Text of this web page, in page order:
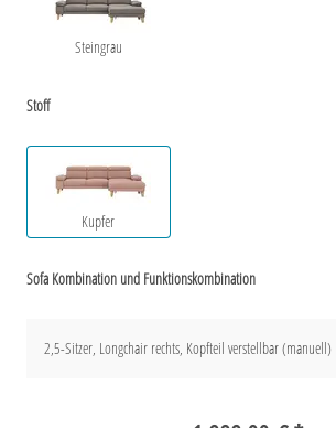
Steingrau
Stoff
Kupfer
Sofa Kombination und Funktionskombination
2,5-Sitzer, Longchair rechts, Kopfteil verstellbar (manuell)